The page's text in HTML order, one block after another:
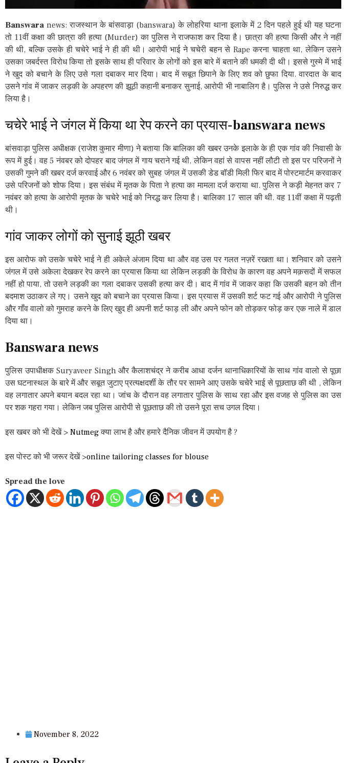
Banswara news: राजस्थान के बांसवाड़ा (banswara) के लोहरिया थाना इलाके में 2 दिन पहले हुई थी यह घटना
तो 11वीं कक्षा की छात्रा की हत्या (Murder) का पुलिस ने राजफाश कर दिया है। छात्रा की हत्या किसी और ने नहीं
की थी, बल्कि उसके ही चचेरे भाई ने ही की थी। आरोपी भाई ने चचेरी बहन से Rape करना चाहता था, लेकिन उसने
उसका जबर्दस्त विरोध किया तो इसके साथ ही परिवार के लोगों को इस बारे में बताने की धमकी दी थी। इससे गुस्मे में भाई
ने खुद को बचाने के लिए उसे गला दबाकर मार दिया। बाद में सबूत छिपाने के लिए शव को छुफा दिया. वारदात के बाद
उसने गांव में जाकर लड़की के अपहरण की झूठी कहानी बनाकर सुनाई, आरोपी भी नाबालिग है। पुलिस ने उसे निरुद्ध कर
लिया है।
चचेरे भाई ने जंगल में किया था रेप करने का प्रयास-banswara news
बांसवाड़ा पुलिस अधीक्षक (राजेश कुमार मीणा) ने बताया कि बालिका की खबर उनके इलाके के ही एक गांव की निवासी के
रूप में हुई। वह 5 नंवबर को दोपहर बाद जंगल में गाय चराने गई थी, लेकिन वहां से वापस नहीं लौटी तो इस पर परिजनों ने
उसकी गुमने की खबर दर्ज करवाई और 6 नवंबर को सुबह जंगल में उसकी डेड बॉडी मिली फिर बाद में पोस्टमार्टम करवाकर
उसे परिजनों को शोफ दिया। इस संबंध में मृतक के पिता ने हत्या का मामला दर्ज कराया था. पुलिस ने कड़ी मेहनत कर 7
नवंबर को हत्या के आरोपी मृतक के चचेरे भाई को निरद्ध कर लिया है। बालिका 17 साल की थी. वह 11वीं कक्षा में पढ़ती
थी।
गांव जाकर लोगों को सुनाई झूठी खबर
इस आरोफ को उसके चचेरे भाई ने ही अकेले अंजाम दिया था और वह उस पर गलत नज़रें रखता था। शनिवार को उसने
जंगल में उसे अकेला देखकर रेप करने का प्रयास किया था लेकिन लड़की के विरोध के कारण वह अपने मक़सदों में सफल
नहीं हो पाया, तो उसने लड़की का गला दबाकर उसकी हत्या कर दी। बाद में गांव में जाकर कहा कि उसकी बहन को तीन
बदमाश उठाकर ले गए। उसने खुद को बचाने का प्रयास किया। इस प्रयास में उसकी शर्ट फट गई और आरोपी ने पुलिस
और गाँव वालो को गुमराह करने के लिए खुद ही अपनी शर्ट फाड़ ली और अपने फोन को तोड़कर फोड़ कर एक नाले में डाल
दिया था।
Banswara news
पुलिस उपाधीक्षक Suryaveer Singh और कैलाशचंद्र ने करीब आधा दर्जन थानाधिकारियों के साथ गांव वालो से पूछा
उस घटनास्थल के बारे में और सबूत जुटाए प्रत्यक्षदर्शी के तौर पर सामने आए उसके चचेरे भाई से पूछताछ की थी , लेकिन
वह लगातार अपने बयान बदल रहा था। जांच के दौरान वह लगातार पुलिस के साथ रहा और इस वजह से पुलिस का उस
पर शक गहरा गया। लेकिन जब पुलिस आरोपी से पूछताछ की तो उसने पूरा सच उगल दिया।
इस खबर को भी देखें > Nutmegक्या लाभ है और हमारे दैनिक जीवन में उपयोग है ?
इस पोस्ट को भी जरूर देखें >online tailoring classes for blouse
Spread the love
November 8, 2022